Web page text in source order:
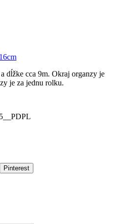
dĺžke cca 9m. Okraj organzy je
je za jednu rolku.
Pinterest